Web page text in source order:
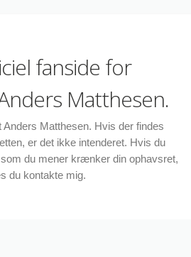
fanside for
Matthesen.
Anders Matthesen. Hvis der findes
er det ikke intenderet. Hvis du
du mener krænker din ophavsret,
du kontakte mig.